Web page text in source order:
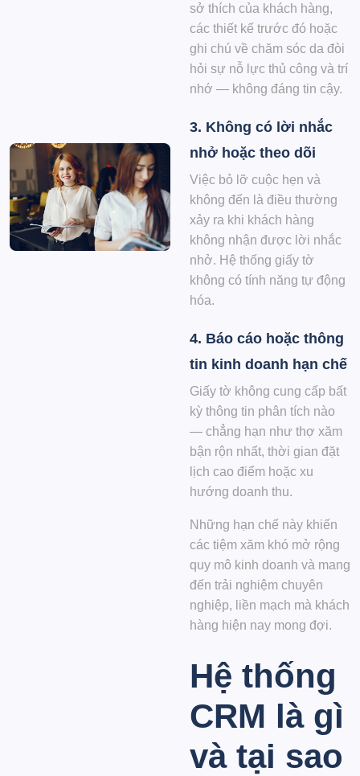
sở thích của khách hàng,
các thiết kế trước đó hoặc
ghi chú về chăm sóc da đòi
hỏi sự nỗ lực thủ công và trí
nhớ — không đáng tin cậy.
3. Không có lời nhắc
nhở hoặc theo dõi
Việc bỏ lỡ cuộc hẹn và
không đến là điều thường
xảy ra khi khách hàng
không nhận được lời nhắc
nhở. Hệ thống giấy tờ
không có tính năng tự động
hóa.
4. Báo cáo hoặc thông
tin kinh doanh hạn chế
Giấy tờ không cung cấp bất
kỳ thông tin phân tích nào
— chẳng hạn như thợ xăm
bận rộn nhất, thời gian đặt
lịch cao điểm hoặc xu
hướng doanh thu.
Những hạn chế này khiến
các tiệm xăm khó mở rộng
quy mô kinh doanh và mang
đến trải nghiệm chuyên
nghiệp, liền mạch mà khách
hàng hiện nay mong đợi.
Hệ thống
CRM là gì
và tại sao